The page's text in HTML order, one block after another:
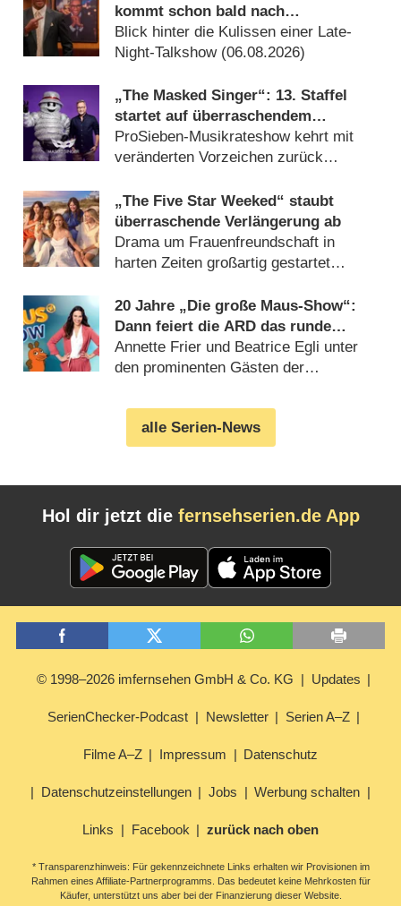
kommt schon bald nach
Deutschland
Blick hinter die Kulissen einer Late-
Night-Talkshow (06.08.2026)
„The Masked Singer“: 13. Staffel
startet auf überraschendem
Sendeplatz und viel früher als
zuletzt
ProSieben-Musikrateshow kehrt mit
veränderten Vorzeichen zurück
„The Five Star Weeked“ staubt
überraschende Verlängerung ab
Drama um Frauenfreundschaft in
harten Zeiten großartig gestartet
20 Jahre „Die große Maus-Show“:
Dann feiert die ARD das runde
Jubiläum
Annette Frier und Beatrice Egli unter
den prominenten Gästen der
alle Serien-News
Hol dir jetzt die fernsehserien.de App
© 1998–2026 imfernsehen GmbH & Co. KG Updates
SerienChecker-Podcast Newsletter Serien A–Z
Filme A–Z Impressum Datenschutz
Datenschutzeinstellungen Jobs Werbung schalten
Links Facebook zurück nach oben
* Transparenzhinweis: Für gekennzeichnete Links erhalten wir Provisionen im
Rahmen eines Affiliate-Partnerprogramms. Das bedeutet keine Mehrkosten für
Käufer, unterstützt uns aber bei der Finanzierung dieser Website.